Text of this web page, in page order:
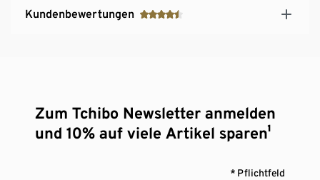
Kundenbewertungen
Zum Tchibo Newsletter anmelden
und 10% auf viele Artikel sparen¹
* Pflichtfeld